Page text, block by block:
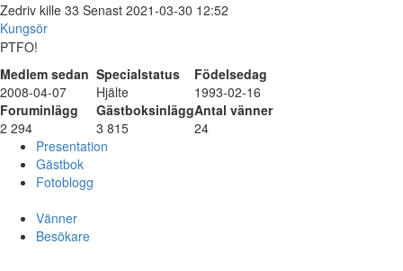
Zedriv kille 33 Senast 2021-03-30 12:52
Kungsör
PTFO!
Medlem sedan Specialstatus
Födelsedag
2008-04-07
Hjälte
1993-02-16
Foruminlägg
GästboksinläggAntal vänner
2 294
3 815
24
Presentation
Gästbok
Fotoblogg
Vänner
Besökare